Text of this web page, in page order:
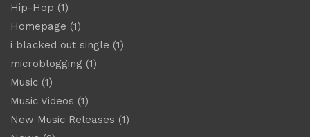
Hip-Hop (1)
Homepage (1)
i blacked out single (1)
microblogging (1)
Music (1)
Music Videos (1)
New Music Releases (1)